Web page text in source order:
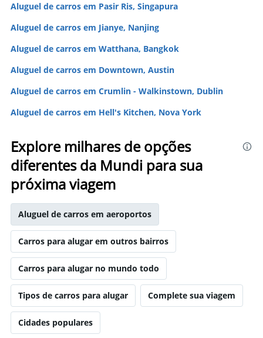
Aluguel de carros em Pasir Ris, Singapura
Aluguel de carros em Jianye, Nanjing
Aluguel de carros em Watthana, Bangkok
Aluguel de carros em Downtown, Austin
Aluguel de carros em Crumlin - Walkinstown, Dublin
Aluguel de carros em Hell's Kitchen, Nova York
Explore milhares de opções
diferentes da Mundi para sua
próxima viagem
Aluguel de carros em aeroportos
Carros para alugar em outros bairros
Carros para alugar no mundo todo
Tipos de carros para alugar Complete sua viagem
Cidades populares